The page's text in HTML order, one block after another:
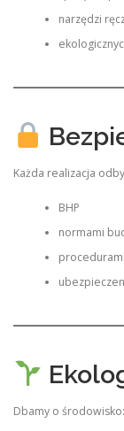
narzędzi
Każda realizacja
BHP
normami
Dbamy o środowisko: